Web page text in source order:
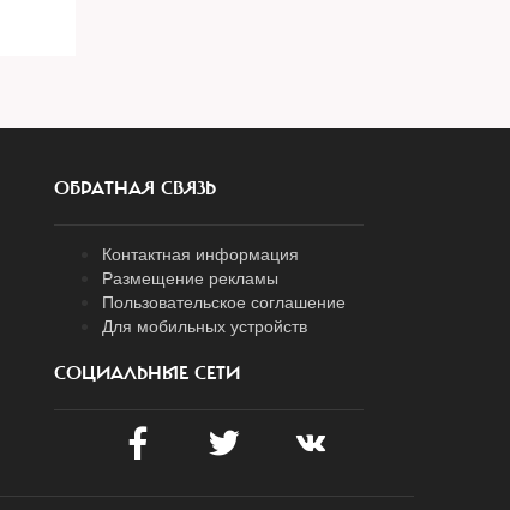
ОБРАТНАЯ СВЯЗЬ
Контактная информация
Размещение рекламы
Пользовательское соглашение
Для мобильных устройств
СОЦИАЛЬНЫЕ СЕТИ